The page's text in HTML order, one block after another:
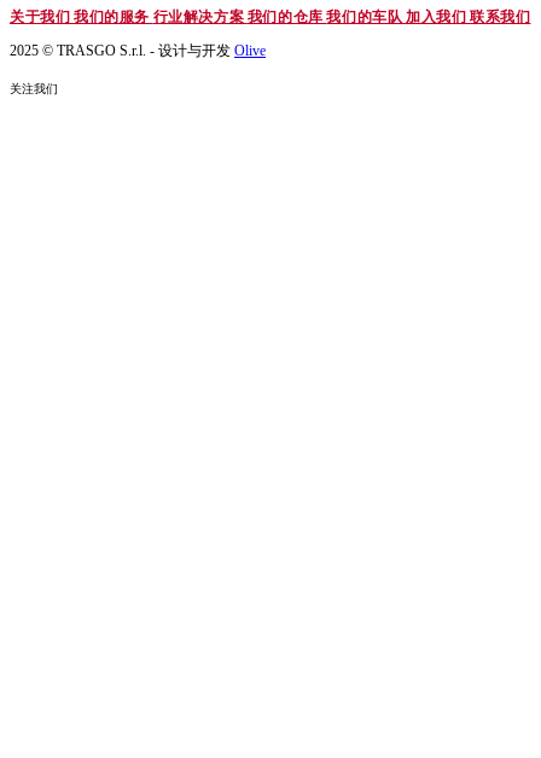
关于我们 我们的服务 行业解决方案 我们的仓库我们的车队加入我们联系我们
2025 © TRASGO S.r.l. - 设计与开发 Olive
关注我们